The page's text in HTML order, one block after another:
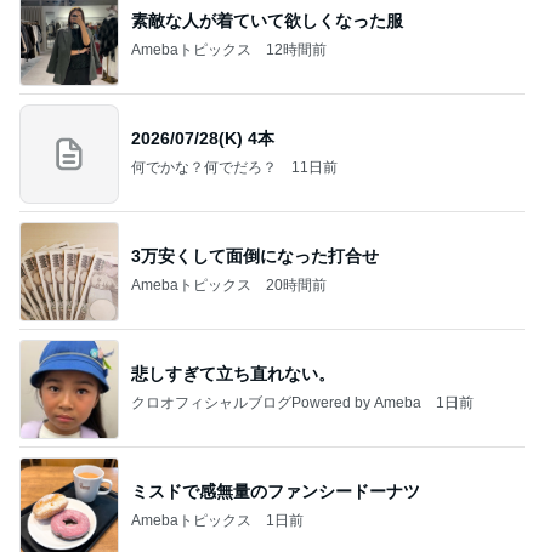
素敵な人が着ていて欲しくなった服
Amebaトピックス 12時間前
2026/07/28(K) 4本
何でかな？何でだろ？ 11日前
3万安くして面倒になった打合せ
Amebaトピックス 20時間前
悲しすぎて立ち直れない。
クロオフィシャルブログPowered by Ameba 1日前
ミスドで感無量のファンシードーナツ
Amebaトピックス 1日前